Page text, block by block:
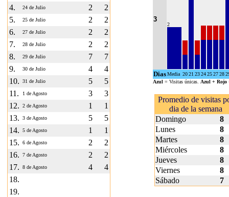
4.
24 de Julio 2
2
5.
25 de Julio 2
2
6.
27 de Julio 2
2
7.
28 de Julio 2
2
8.
29 de Julio 7
7
9.
30 de Julio 4
4
10.
31 de Julio 5
5
11.
1 de Agosto 3
3
12.
2 de Agosto 1
1
13.
3 de Agosto 5
5
14.
5 de Agosto 1
1
15.
6 de Agosto 2
2
16.
7 de Agosto 2
2
17.
8 de Agosto 4
4
18.
19.
3
2
DiasMedia 2021 2324252728
Azul = Visitas únicas. Azul + Rojo
Promedio de visitas
dia de la semana
Domingo
8
Lunes
8
Martes
8
Miércoles
8
Jueves
8
Viernes
8
Sábado
7